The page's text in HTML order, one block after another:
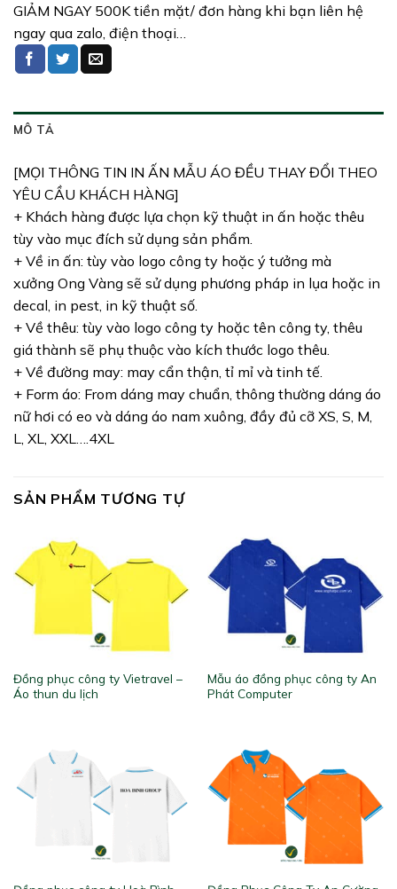
GIẢM NGAY 500K tiền mặt/ đơn hàng khi bạn liên hệ
ngay qua zalo, điện thoại…
MÔ TẢ
[MỌI THÔNG TIN IN ẤN MẪU ÁO ĐỀU THAY ĐỔI THEO
YÊU CẦU KHÁCH HÀNG]
+ Khách hàng được lựa chọn kỹ thuật in ấn hoặc thêu
tùy vào mục đích sử dụng sản phẩm.
+ Về in ấn: tùy vào logo công ty hoặc ý tưởng mà
xưởng Ong Vàng sẽ sử dụng phương pháp in lụa hoặc in
decal, in pest, in kỹ thuật số.
+ Về thêu: tùy vào logo công ty hoặc tên công ty, thêu
giá thành sẽ phụ thuộc vào kích thước logo thêu.
+ Về đường may: may cẩn thận, tỉ mỉ và tinh tế.
+ Form áo: From dáng may chuẩn, thông thường dáng áo
nữ hơi có eo và dáng áo nam xuông, đầy đủ cỡ XS, S, M,
L, XL, XXL….4XL
SẢN PHẨM TƯƠNG TỰ
Đồng phục công ty Vietravel –
Áo thun du lịch
Mẫu áo đồng phục công ty An
Phát Computer